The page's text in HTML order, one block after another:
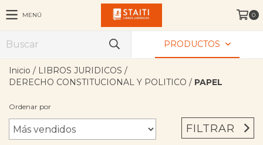
MENÚ 0
PRODUCTOS
Inicio / LIBROS JURIDICOS /
DERECHO CONSTITUCIONAL Y POLITICO / PAPEL
Ordenar por
FILTRAR